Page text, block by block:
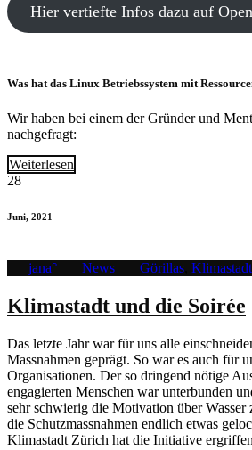
Hier vertiefte Infos dazu auf
Was hat das Linux Betriebssystem mit
Wir haben bei einem der Gründer und
nachgefragt:
Weiterlesen
28
Juni, 2021
jana° News Görillas Klimastadt
Klimastadt und die Soirée
Das letzte Jahr war für uns alle
Massnahmen geprägt. So war es auch für
Organisationen. Der so dringend nötige
engagierten Menschen war unterbunden
sehr schwierig die Motivation über Wasser
die Schutzmassnahmen endlich etwas
Klimastadt Zürich hat die Initiative